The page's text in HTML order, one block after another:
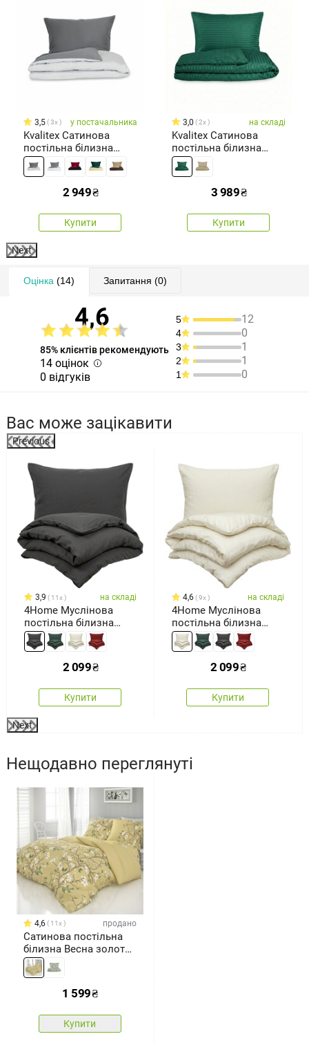
3,5 3x у постачальника
Kvalitex Сатинова
постільна білизна
темно-сіра/світло-сіра,
140 × 200 см, 70 × 90 см
2 949₴
Купити
3,0 2x на складі
Kvalitex Сатинова
постільна білизна
Stripe темно-зелена,
240 x 220 см, 2 шт. 70 x
3 989₴
Купити
Next
Оцінка (14) Запитання (0)
4,6
85% клієнтів рекомендують
14 оцінок
0 відгуків
5 12
4 0
3 1
2 1
1 0
Вас може зацікавити
Previous
3,9 11x на складі
4Home Муслінова
постільна білизна
Shadow, 140 x 200 см,
70 x 90 см
2 099₴
Купити
4,6 9x на складі
4Home Муслінова
постільна білизна
Beige, 140 x 200 см, 70
x 90 см
2 099₴
Купити
Next
Нещодавно переглянуті
4,6 11x продано
Сатинова постільна
білизна Весна золота,
140 x 200 см, 70 x 90 см
1 599₴
Купити